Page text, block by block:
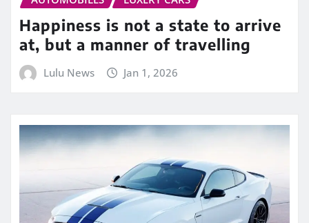
Happiness is not a state to arrive
at, but a manner of travelling
Lulu News Jan 1, 2026